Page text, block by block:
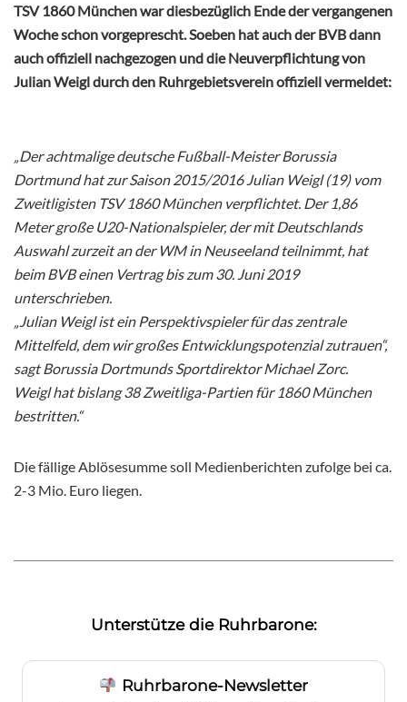
TSV 1860 München war diesbezüglich Ende der vergangenen
Woche schon vorgeprescht. Soeben hat auch der BVB dann
auch offiziell nachgezogen und die Neuverpflichtung von
Julian Weigl durch den Ruhrgebietsverein offiziell vermeldet:
„Der achtmalige deutsche Fußball-Meister Borussia
Dortmund hat zur Saison 2015/2016 Julian Weigl (19) vom
Zweitligisten TSV 1860 München verpflichtet. Der 1,86
Meter große U20-Nationalspieler, der mit Deutschlands
Auswahl zurzeit an der WM in Neuseeland teilnimmt, hat
beim BVB einen Vertrag bis zum 30. Juni 2019
unterschrieben.
„Julian Weigl ist ein Perspektivspieler für das zentrale
Mittelfeld, dem wir großes Entwicklungspotenzial zutrauen“,
sagt Borussia Dortmunds Sportdirektor Michael Zorc.
Weigl hat bislang 38 Zweitliga-Partien für 1860 München
bestritten.“
Die fällige Ablösesumme soll Medienberichten zufolge bei ca.
2-3 Mio. Euro liegen.
Unterstütze die Ruhrbarone:
Ruhrbarone-Newsletter